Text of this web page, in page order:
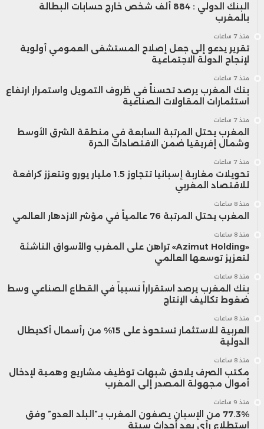
البنك الدولي : 884 ألف شخص خارج حسابات البطالة
بالمغرب
منذ 7 ساعات
تقرير يدعو إلى جعل إصلاح المستشفى العمومي أولوية
لإنجاح الدولة الاجتماعية
منذ 7 ساعات
بنك المغرب يرصد تحسناً في ظروف التمويل واستمرار ارتفاع
استثمارات المقاولات الصناعية
منذ 7 ساعات
المغرب يحتل المرتبة السابعة في منطقة الشرق الأوسط
وشمال إفريقيا ضمن الاقتصادات الحرة
منذ 7 ساعات
تحويلات مغاربة إسبانيا تتجاوز 1.5 مليار يورو وتتعزز كرافعة
للاقتصاد المغربي
منذ 8 ساعات
المغرب يحتل المرتبة 76 عالمياً في مؤشر الازدهار العالمي
منذ 8 ساعات
«Azimut Holding» تراهن على المغرب والأسواق الناشئة
لتعزيز توسعها العالمي
منذ 8 ساعات
بنك المغرب يرصد استقراراً نسبياً في القطاع الصناعي وسط
ضغوط تكاليف الإنتاج
منذ 8 ساعات
العربية للاستثمار تستحوذ على 15% من رأسمال أكديطال
الدولية
منذ 8 ساعات
مكتب الصرف يلاحق شبهات توظيف مشاريع وهمية لإدخال
أموال مجهولة المصدر إلى المغرب
منذ 9 ساعات
77.3% من الإسبان يصفون المغرب بـ”البلد العدو” وفق
استطلاع رأي بعد أحداث سبتة